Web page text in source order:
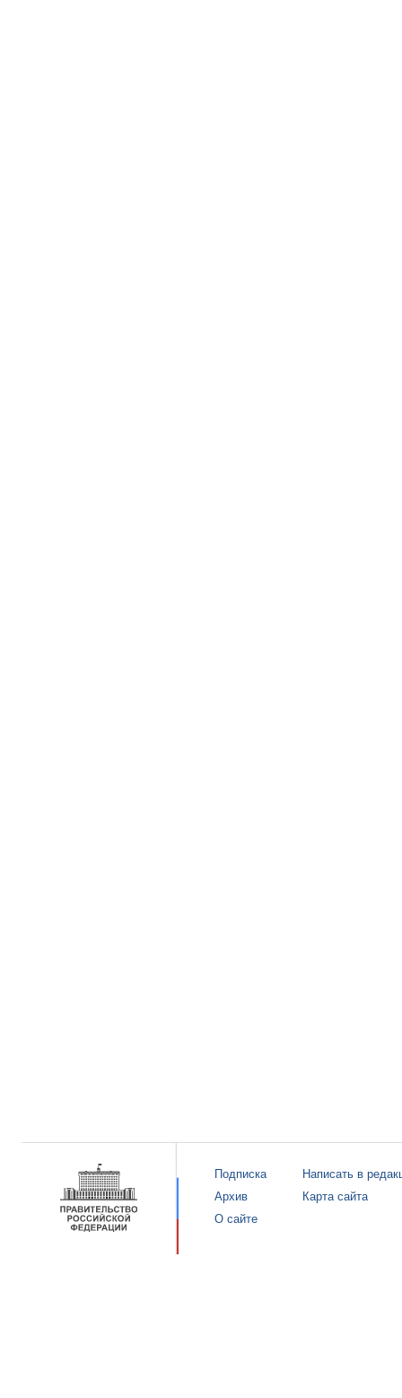
Подписка
Архив
О сайте
Написать в
Карта сайта